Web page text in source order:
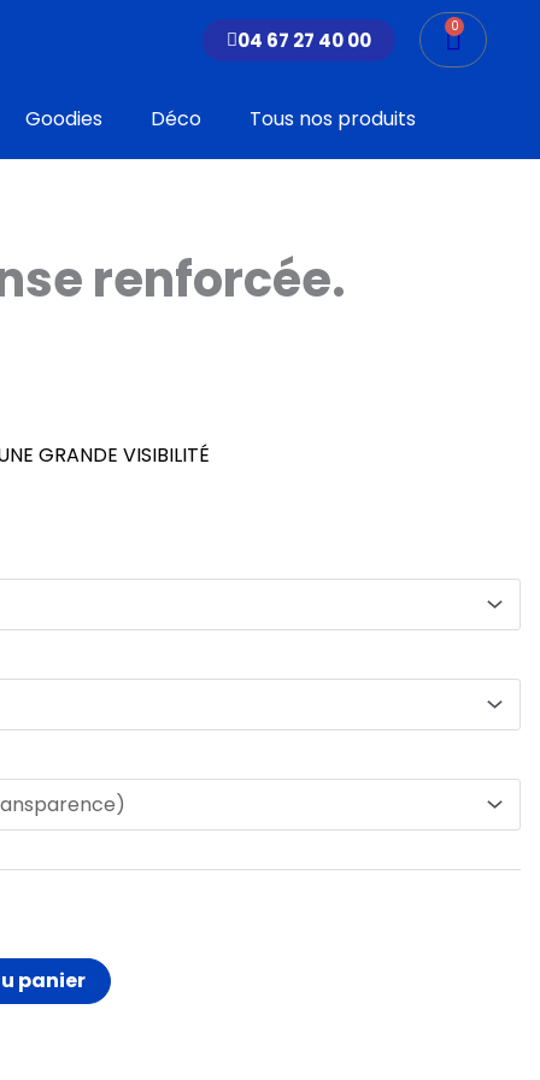
04 67 27 40 00
0
Panier
Goodies Déco Tous nos produits
renforcée.
GRANDE VISIBILITÉ
panier